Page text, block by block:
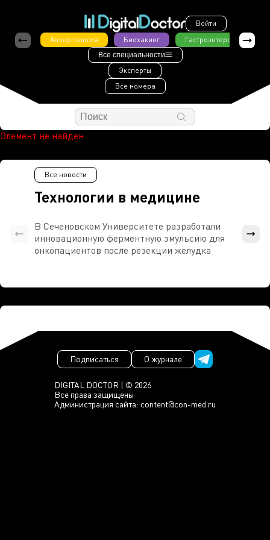
Войти
Аллергология
Биохакинг Гастроэнтерология
Все специальности
Эксперты
Все номера
Элемент не найден
Технологии в медицине
Все новости
В Сеченовском Университете разработали
инновационную ферментную эмульсию для
онкопациентов после резекции желудка
DIGITAL DOCTOR | © 2026
Все права защищены
Администрация сайта: content@con-med.ru
Подписаться О журнале